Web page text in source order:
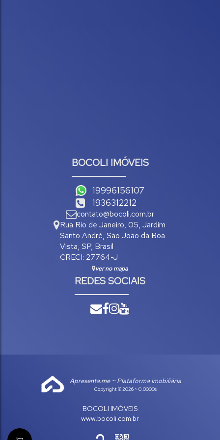
BOCOLI IMÓVEIS
19996156107
1936312212
contato@bocoli.com.br
Rua Rio de Janeiro, 05, Jardim
Santo André, São João da Boa
Vista, SP, Brasil
CRECI: 27764-J
ver no mapa
REDES SOCIAIS
Apresenta.me ~ Plataforma Imobiliária
Copyright © 2026 ~ 0.0000s
BOCOLI IMÓVEIS
www.bocoli.com.br